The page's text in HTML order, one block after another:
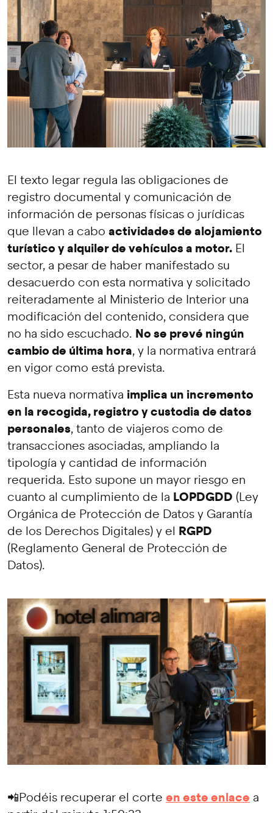
El texto legar regula las obligaciones de
registro documental y comunicación de
información de personas físicas o jurídicas
que llevan a cabo actividades de alojamiento
turístico y alquiler de vehículos a motor. El
sector, a pesar de haber manifestado su
desacuerdo con esta normativa y solicitado
reiteradamente al Ministerio de Interior una
modificación del contenido, considera que
no ha sido escuchado. No se prevé ningún
cambio de última hora, y la normativa entrará
en vigor como está prevista.
Esta nueva normativa implica un incremento
en la recogida, registro y custodia de datos
personales, tanto de viajeros como de
transacciones asociadas, ampliando la
tipología y cantidad de información
requerida. Esto supone un mayor riesgo en
cuanto al cumplimiento de la LOPDGDD (Ley
Orgánica de Protección de Datos y Garantía
de los Derechos Digitales) y el RGPD
(Reglamento General de Protección de
Datos).
📲Podéis recuperar el corte en este enlace a